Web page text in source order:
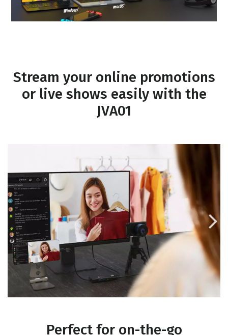
Stream your online promotions
or live shows easily with the
JVA01

Perfect for on-the-go